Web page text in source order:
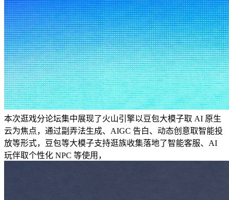
本次逛戏分论坛集中展现了火山引擎以豆包大模子取 AI 原生
云为焦点，通过副弄法生成、AIGC 告白、动态创意取智能投
放等形式，豆包等大模子支持逛族收集落地了智能客服、AI
玩伴取个性化 NPC 等使用，